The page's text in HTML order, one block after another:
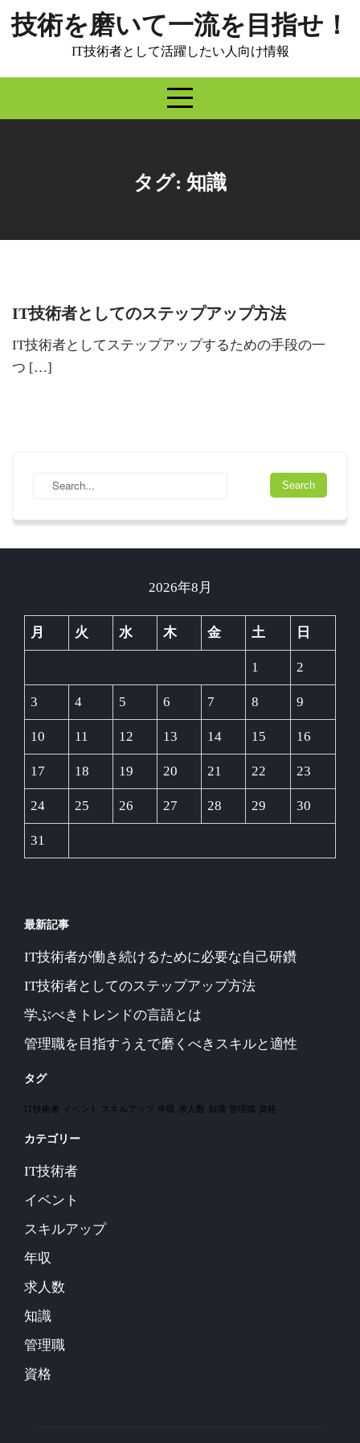
Skip
技術を磨いて一流を目指せ！
IT技術者として活躍したい人向け情報
タグ: 知識
IT技術者としてのステップアップ方法
IT技術者としてステップアップするための手段の一
つ […]
2026年8月
月 火 水 木 金 土 日
1 2
3 4 5 6 7 8 9
10 11 12 13 14 15 16
17 18 19 20 21 22 23
24 25 26 27 28 29 30
31
最新記事
IT技術者が働き続けるために必要な自己研鑽
IT技術者としてのステップアップ方法
学ぶべきトレンドの言語とは
管理職を目指すうえで磨くべきスキルと適性
タグ
IT技術者 イベント スキルアップ 年収 求人数 知識 管理職 資格
カテゴリー
IT技術者
イベント
スキルアップ
年収
求人数
知識
管理職
資格